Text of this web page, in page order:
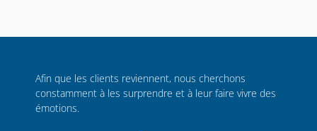
Afin que les clients reviennent, nous cherchons
constamment à les surprendre et à leur faire vivre des
émotions.